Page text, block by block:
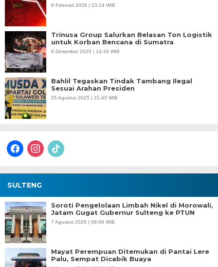
9 Februari 2026 | 23:14 WIB
Trinusa Group Salurkan Belasan Ton Logistik
untuk Korban Bencana di Sumatra
6 Desember 2025 | 14:34 WIB
Bahlil Tegaskan Tindak Tambang Ilegal
Sesuai Arahan Presiden
25 Agustus 2025 | 21:43 WIB
facebookinstagram
tiktok
SULTENG
Soroti Pengelolaan Limbah Nikel di Morowali,
Jatam Gugat Gubernur Sulteng ke PTUN
7 Agustus 2026 | 09:09 WIB
Mayat Perempuan Ditemukan di Pantai Lere
Palu, Sempat Dicabik Buaya